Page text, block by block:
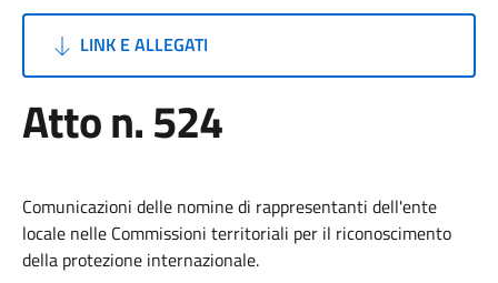
LINK E ALLEGATI
Atto n. 524
Comunicazioni delle nomine di rappresentanti dell'ente
locale nelle Commissioni territoriali per il riconoscimento
della protezione internazionale.